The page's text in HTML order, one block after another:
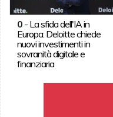
0- La sfida dell'IA in
Europa: Deloitte chiede
nuovi investimenti in
sovranità digitale e
finanziaria